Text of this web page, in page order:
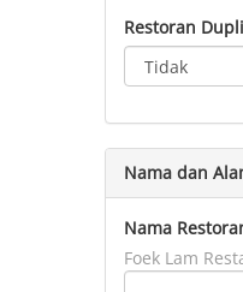
Restoran
Nama dan
Nama
Foek Lam